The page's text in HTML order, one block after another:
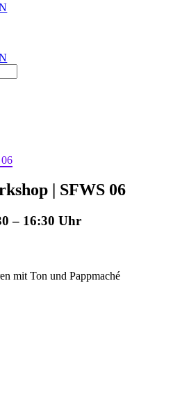
| SFWS 06
– 16:30
mit Ton und Pappmaché